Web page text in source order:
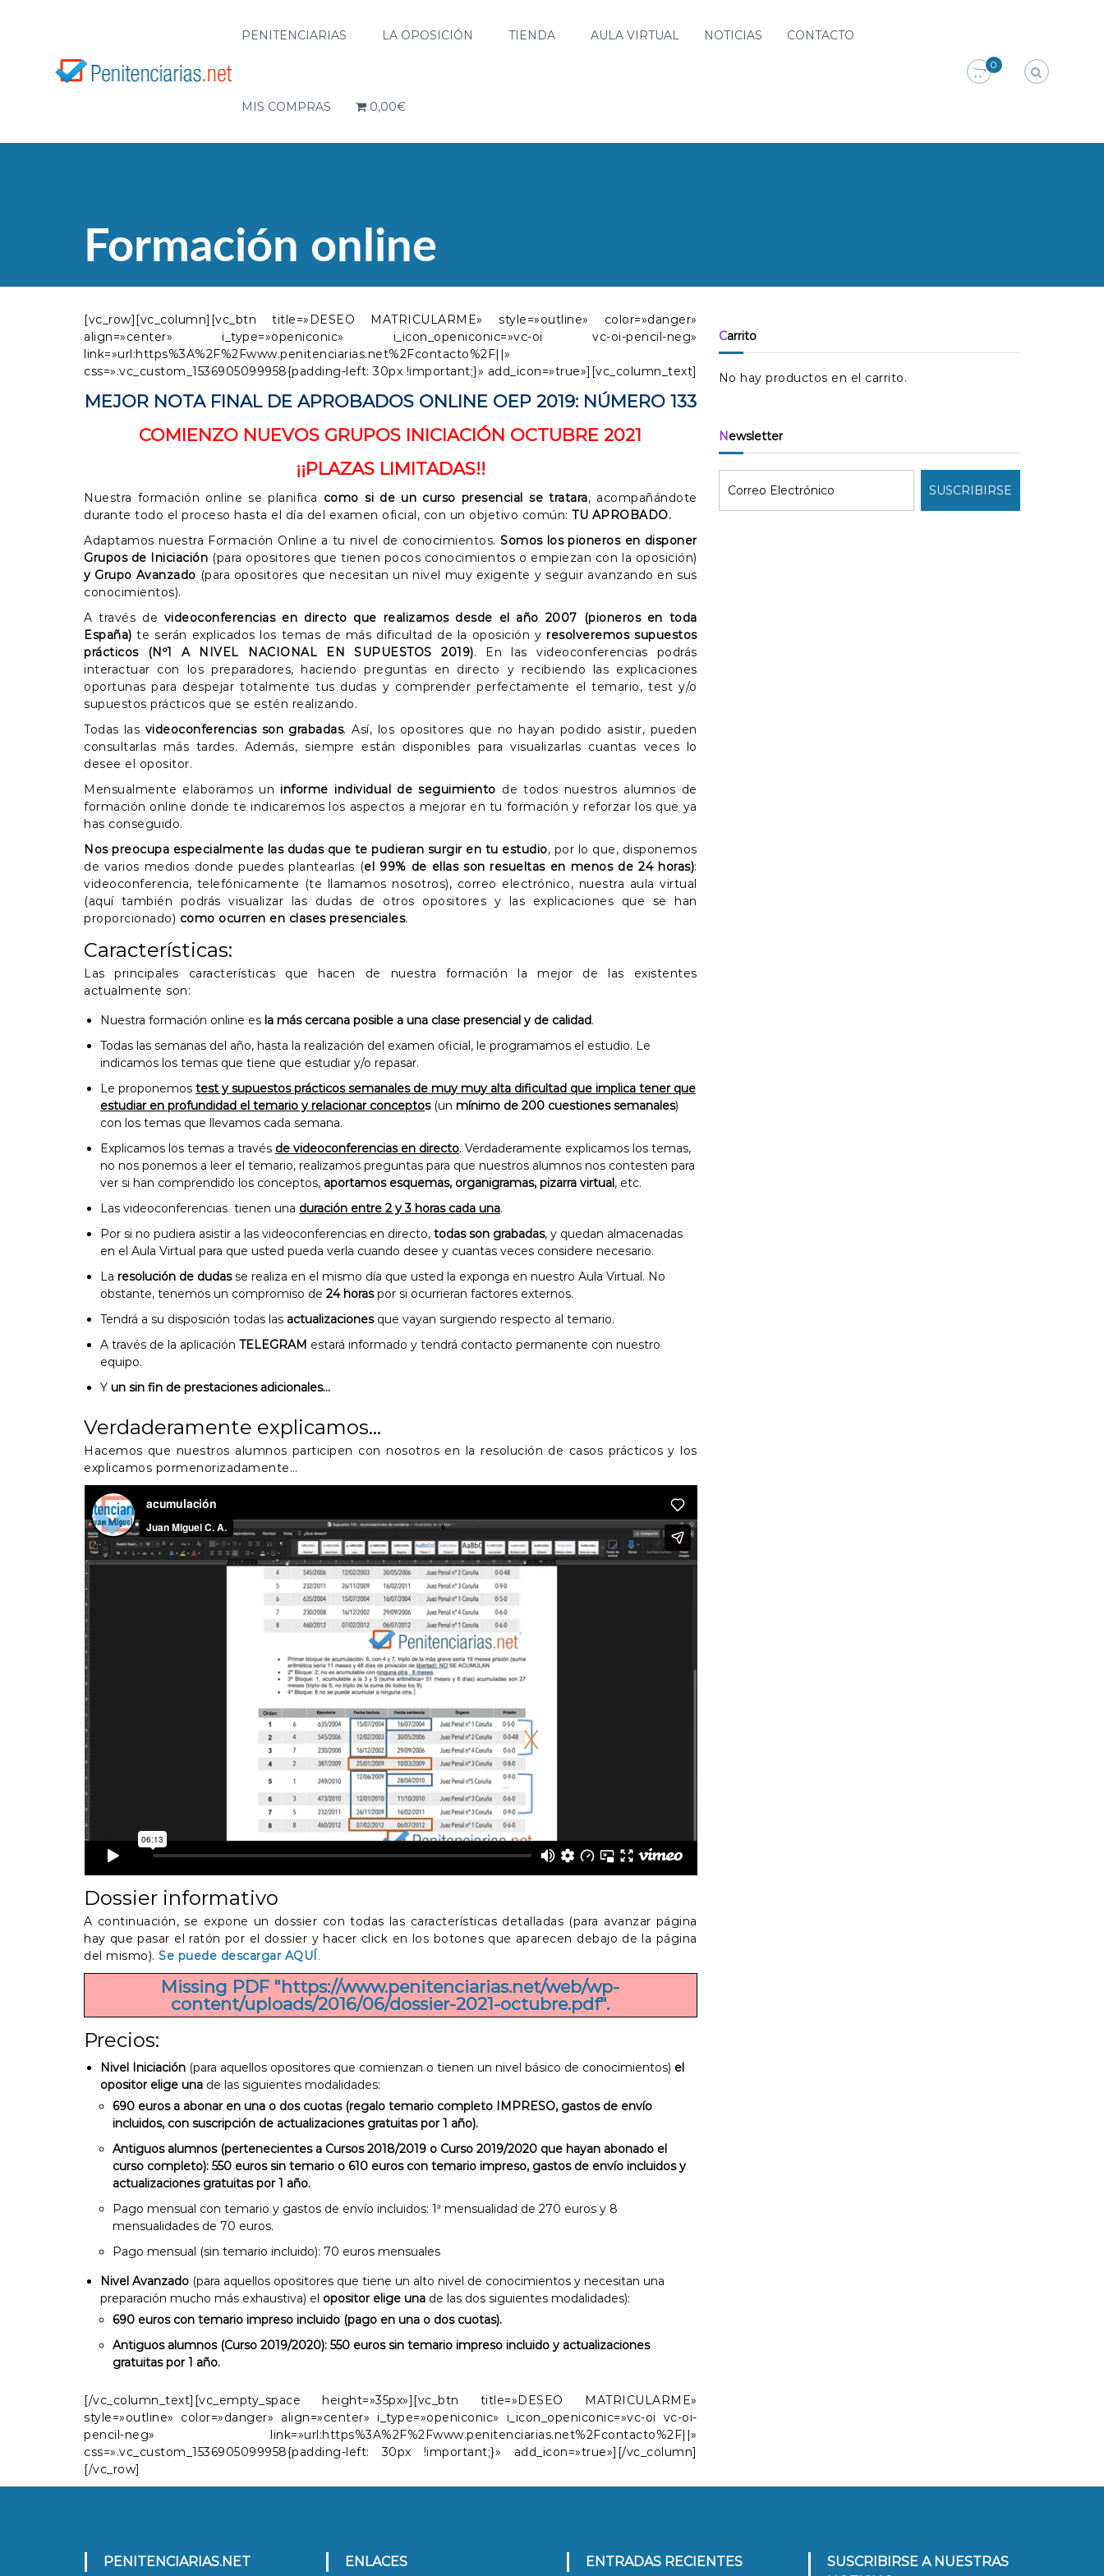
c
o
i
a
r
a
m
r
a
o
p
o
s
i
PENITENCIARIAS LA OPOSICIÓN TIENDA AULA VIRTUAL NOTICIAS CONTACTO
MIS COMPRAS 0,00€
0
Formación online
[vc_row][vc_column][vc_btn title=»DESEO MATRICULARME» style=»outline» color=»danger»
align=»center» i_type=»openiconic» i_icon_openiconic=»vc-oi vc-oi-pencil-neg»
link=»url:https%3A%2F%2Fwww.penitenciarias.net%2Fcontacto%2F||»
css=».vc_custom_1536905099958{padding-left: 30px !important;}» add_icon=»true»][vc_column_text]
MEJOR NOTA FINAL DE APROBADOS ONLINE OEP 2019: NÚMERO 133
COMIENZO NUEVOS GRUPOS INICIACIÓN OCTUBRE 2021
¡¡PLAZAS LIMITADAS!!
Nuestra formación online se planifica como si de un curso presencial se tratara, acompañándote
durante todo el proceso hasta el día del examen oficial, con un objetivo común: TU APROBADO.
Adaptamos nuestra Formación Online a tu nivel de conocimientos.Somos los pioneros en disponer
Grupos de Iniciación (para opositores que tienen pocos conocimientos o empiezan con la oposición)
y Grupo Avanzado (para opositores que necesitan un nivel muy exigente y seguir avanzando en sus
conocimientos).
A través de videoconferencias en directo que realizamos desde el año 2007 (pioneros en toda
España) te serán explicados los temas de más dificultad de la oposición yresolveremos supuestos
prácticos (Nº1 A NIVEL NACIONAL EN SUPUESTOS 2019). En las videoconferencias podrás
interactuar con los preparadores, haciendo preguntas en directo y recibiendo las explicaciones
oportunas para despejar totalmente tus dudas y comprender perfectamente el temario, test y/o
supuestos prácticos que se estén realizando.
Todas las videoconferencias son grabadas. Así, los opositores que no hayan podido asistir, pueden
consultarlas más tardes. Además, siempre están disponibles para visualizarlas cuantas veces lo
desee el opositor.
Mensualmente elaboramos uninforme individual de seguimiento de todos nuestros alumnos de
formación online donde te indicaremos los aspectos a mejorar en tu formación y reforzar los que ya
has conseguido.
Nos preocupa especialmente las dudas que te pudieran surgir en tu estudio, por lo que, disponemos
de varios medios donde puedes plantearlas (el 99% de ellas son resueltas en menos de 24 horas):
videoconferencia, telefónicamente (te llamamos nosotros), correo electrónico, nuestra aula virtual
(aquí también podrás visualizar las dudas de otros opositores y las explicaciones que se han
proporcionado) como ocurren en clases presenciales.
Características:
Las principales características que hacen de nuestra formación la mejor de las existentes
actualmente son:
Nuestra formación online es la más cercana posible a una clase presencial y de calidad.
Todas las semanas del año, hasta la realización del examen oficial, le programamos el estudio. Le
indicamos los temas que tiene que estudiar y/o repasar.
Le proponemos test y supuestos prácticos semanales de muy muy alta dificultad que implica tener que
estudiar en profundidad el temario y relacionar conceptos(un mínimo de 200 cuestiones semanales)
con los temas que llevamos cada semana.
Explicamos los temas a través de videoconferencias en directo. Verdaderamente explicamos los temas,
no nos ponemos a leer el temario, realizamos preguntas para que nuestros alumnos nos contesten para
ver si han comprendido los conceptos, aportamos esquemas, organigramas, pizarra virtual, etc.
Las videoconferencias tienen una duración entre 2 y 3 horas cada una.
Por si no pudiera asistir a las videoconferencias en directo, todas son grabadas, y quedan almacenadas
en el Aula Virtual para que usted pueda verla cuando desee y cuantas veces considere necesario.
La resolución de dudasse realiza en el mismo día que usted la exponga en nuestro Aula Virtual. No
obstante, tenemos un compromiso de 24 horaspor si ocurrieran factores externos.
Tendrá a su disposición todas las actualizacionesque vayan surgiendo respecto al temario.
A través de la aplicación TELEGRAM estará informado y tendrá contacto permanente con nuestro
equipo.
Y un sin fin de prestaciones adicionales…
Verdaderamente explicamos…
Hacemos que nuestros alumnos participen con nosotros en la resolución de casos prácticos y los
explicamos pormenorizadamente…
Dossier informativo
A continuación, se expone un dossier con todas las características detalladas (para avanzar página
hay que pasar el ratón por el dossier y hacer click en los botones que aparecen debajo de la página
del mismo). Se puede descargar AQUÍ .
Missing PDF "https://www.penitenciarias.net/web/wp-
content/uploads/2016/06/dossier-2021-octubre.pdf".
Precios:
Nivel Iniciación (para aquellos opositores que comienzan o tienen un nivel básico de conocimientos) el
opositor elige una de las siguientes modalidades:
690 euros a abonar en una o dos cuotas (regalo temario completo IMPRESO, gastos de envío
incluidos, con suscripción de actualizaciones gratuitas por 1 año).
Antiguos alumnos (pertenecientes a Cursos 2018/2019 o Curso 2019/2020 que hayan abonado el
curso completo): 550 euros sin temario o 610 euros con temario impreso, gastos de envío incluidos y
actualizaciones gratuitas por 1 año.
Pago mensual con temario y gastos de envío incluidos: 1ª mensualidad de 270 euros y 8
mensualidades de 70 euros.
Pago mensual (sin temario incluido): 70 euros mensuales
Nivel Avanzado (para aquellos opositores que tiene un alto nivel de conocimientos y necesitan una
preparación mucho más exhaustiva) el opositor elige una de las dos siguientes modalidades):
690 euros con temario impreso incluido (pago en una o dos cuotas).
Antiguos alumnos (Curso 2019/2020): 550 euros sin temario impreso incluido y actualizaciones
gratuitas por 1 año.
[/vc_column_text][vc_empty_space height=»35px»][vc_btn title=»DESEO MATRICULARME»
style=»outline» color=»danger» align=»center» i_type=»openiconic» i_icon_openiconic=»vc-oi vc-oi-
pencil-neg» link=»url:https%3A%2F%2Fwww.penitenciarias.net%2Fcontacto%2F||»
css=».vc_custom_1536905099958{padding-left: 30px !important;}» add_icon=»true»][/vc_column]
[/vc_row]
Carrito
No hay productos en el carrito.
Newsletter
PENITENCIARIAS.NET ENLACES ENTRADAS RECIENTES
SUSCRIBIRSE A NUESTRAS